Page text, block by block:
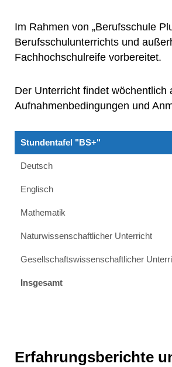
Im Rahmen von „Berufsschule
Berufsschulunterrichts und
Fachhochschulreife vorbereitet.
Der Unterricht findet
Aufnahmenbedingungen und
Stundentafel "BS+"
Deutsch
Englisch
Mathematik
Natur­wissenschaftlicher Unterricht
Gesellschafts­wissenschaft­licher
Insgesamt
Erfahrungsberichte